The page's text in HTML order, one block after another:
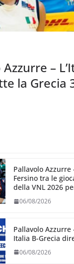
–
la Grecia
Pallavolo Azzurre
Fersino tra le
della VNL 2026
06/08/2026
Pallavolo Azzurre
Italia B-Grecia
06/08/2026